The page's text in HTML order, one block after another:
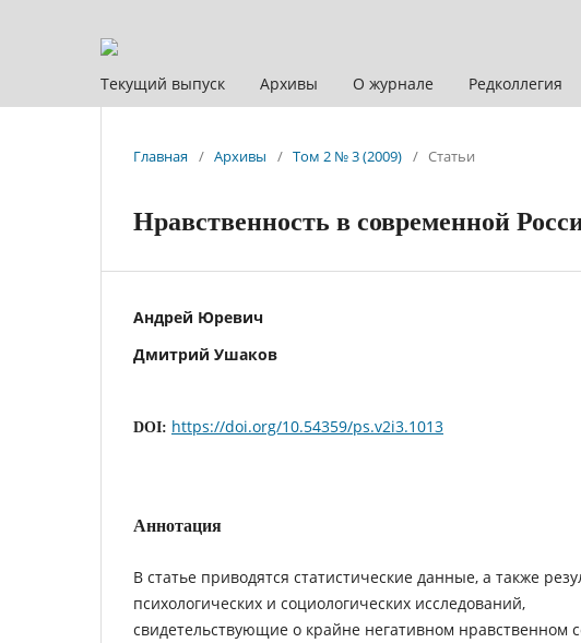
Текущий выпуск Архивы О журнале Редколлегия
Главная / Архивы / Том 2 № 3 (2009) / Статьи
Нравственность в современной
Андрей Юревич
Дмитрий Ушаков
DOI: https://doi.org/10.54359/ps.v2i3.1013
Аннотация
В статье приводятся статистические данные, а также
психологических и социологических исследований,
свидетельствующие о крайне негативном нравственном